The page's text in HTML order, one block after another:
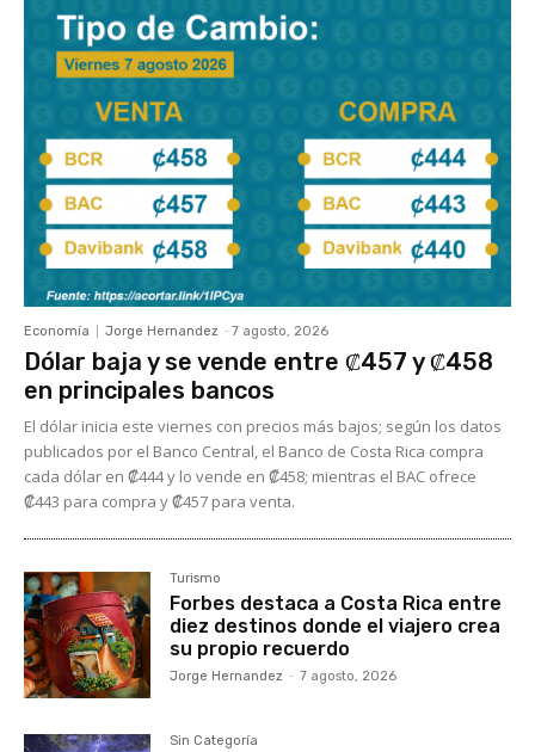
Economía Jorge Hernandez - 7 agosto, 2026
Dólar baja y se vende entre ₡457 y ₡458
en principales bancos
El dólar inicia este viernes con precios más bajos; según los datos
publicados por el Banco Central, el Banco de Costa Rica compra
cada dólar en ₡444 y lo vende en ₡458; mientras el BAC ofrece
₡443 para compra y ₡457 para venta.
Turismo
Forbes destaca a Costa Rica entre
diez destinos donde el viajero crea
su propio recuerdo
Jorge Hernandez - 7 agosto, 2026
Sin Categoría